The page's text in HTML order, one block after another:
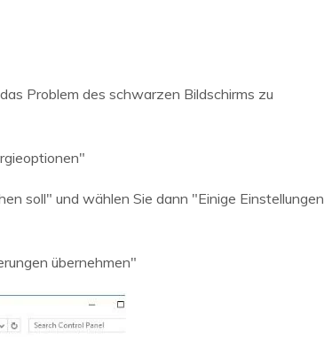
Problem des schwarzen Bildschirms zu
soll" und wählen Sie dann "Einige Einstellungen
übernehmen"